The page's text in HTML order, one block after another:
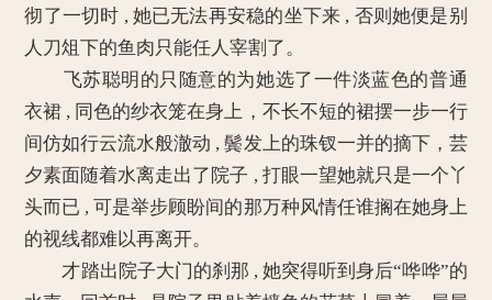
彻了一切时 , 她已无法再安稳的坐下来 , 否则她便是别
人刀俎下的鱼肉只能任人宰割了。
飞苏聪明的只随意的为她选了一件淡蓝色的普通
衣裙 , 同色的纱衣笼在身上，不长不短的裙摆一步一行
间仿如行云流水般澈动 , 鬓发上的珠钗一并的摘下，芸
夕素面随着水离走出了院子 , 打眼一望她就只是一个丫
头而已 , 可是举步顾盼间的那万种风情任谁搁在她身上
的视线都难以再离开。
才踏出院子大门的刹那 , 她突得听到身后“哗哗”的